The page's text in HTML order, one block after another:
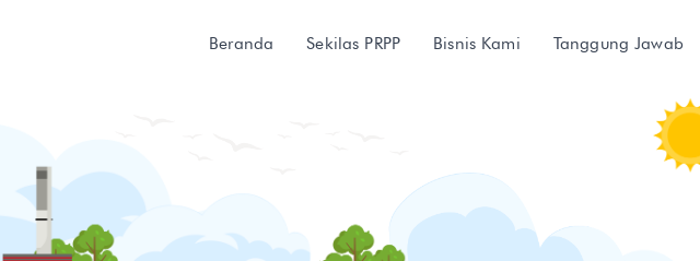
Beranda Sekilas PRPP Bisnis Kami Tanggung Jawab